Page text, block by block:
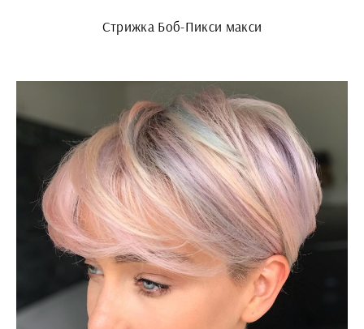
Стрижка Боб-Пикси макси